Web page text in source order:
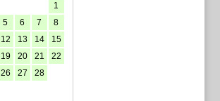
1
5 6 7
8
12 13 14
15
19 20 21
22
26 27 28